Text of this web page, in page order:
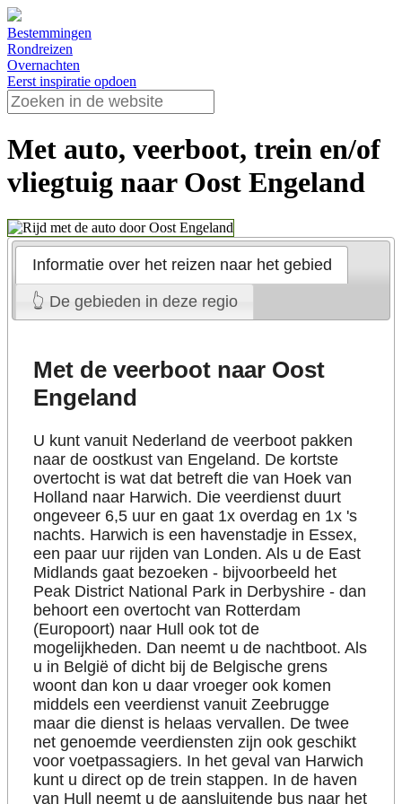
Bestemmingen
Rondreizen
Overnachten
Eerst inspiratie opdoen
the
and
down
arrows
to
a
result.
Press
enter
go
to
search
users
can
use
touch
and
swipe
gestures.
Met auto, veerboot, trein en/of
vliegtuig naar Oost Engeland
Informatie over het reizen naar het gebied
👆 De gebieden in deze regio
Met de veerboot naar Oost
Engeland
U kunt vanuit Nederland de veerboot pakken
naar de oostkust van Engeland. De kortste
overtocht is wat dat betreft die van Hoek van
Holland naar Harwich. Die veerdienst duurt
ongeveer 6,5 uur en gaat 1x overdag en 1x 's
nachts. Harwich is een havenstadje in Essex,
een paar uur rijden van Londen. Als u de East
Midlands gaat bezoeken - bijvoorbeeld het
Peak District National Park in Derbyshire - dan
behoort een overtocht van Rotterdam
(Europoort) naar Hull ook tot de
mogelijkheden. Dan neemt u de nachtboot. Als
u in België of dicht bij de Belgische grens
woont dan kon u daar vroeger ook komen
middels een veerdienst vanuit Zeebrugge
maar die dienst is helaas vervallen. De twee
net genoemde veerdiensten zijn ook geschikt
voor voetpassagiers. In het geval van Harwich
kunt u direct op de trein stappen. In de haven
van Hull neemt u de aansluitende bus naar het